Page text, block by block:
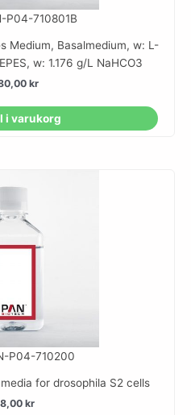
P04-710801B
Medium, Basalmedium, w: L-
w: 1.176 g/L NaHCO3
kr
i varukorg
P04-710200
for drosophila S2 cells
kr